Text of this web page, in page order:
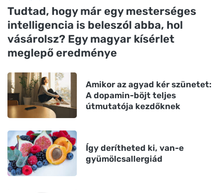
Tudtad, hogy már egy mesterséges
intelligencia is beleszól abba, hol
vásárolsz? Egy magyar kísérlet
meglepő eredménye
Amikor az agyad kér szünetet:
A dopamin-böjt teljes
útmutatója kezdőknek
Így derítheted ki, van-e
gyümölcsallergiád